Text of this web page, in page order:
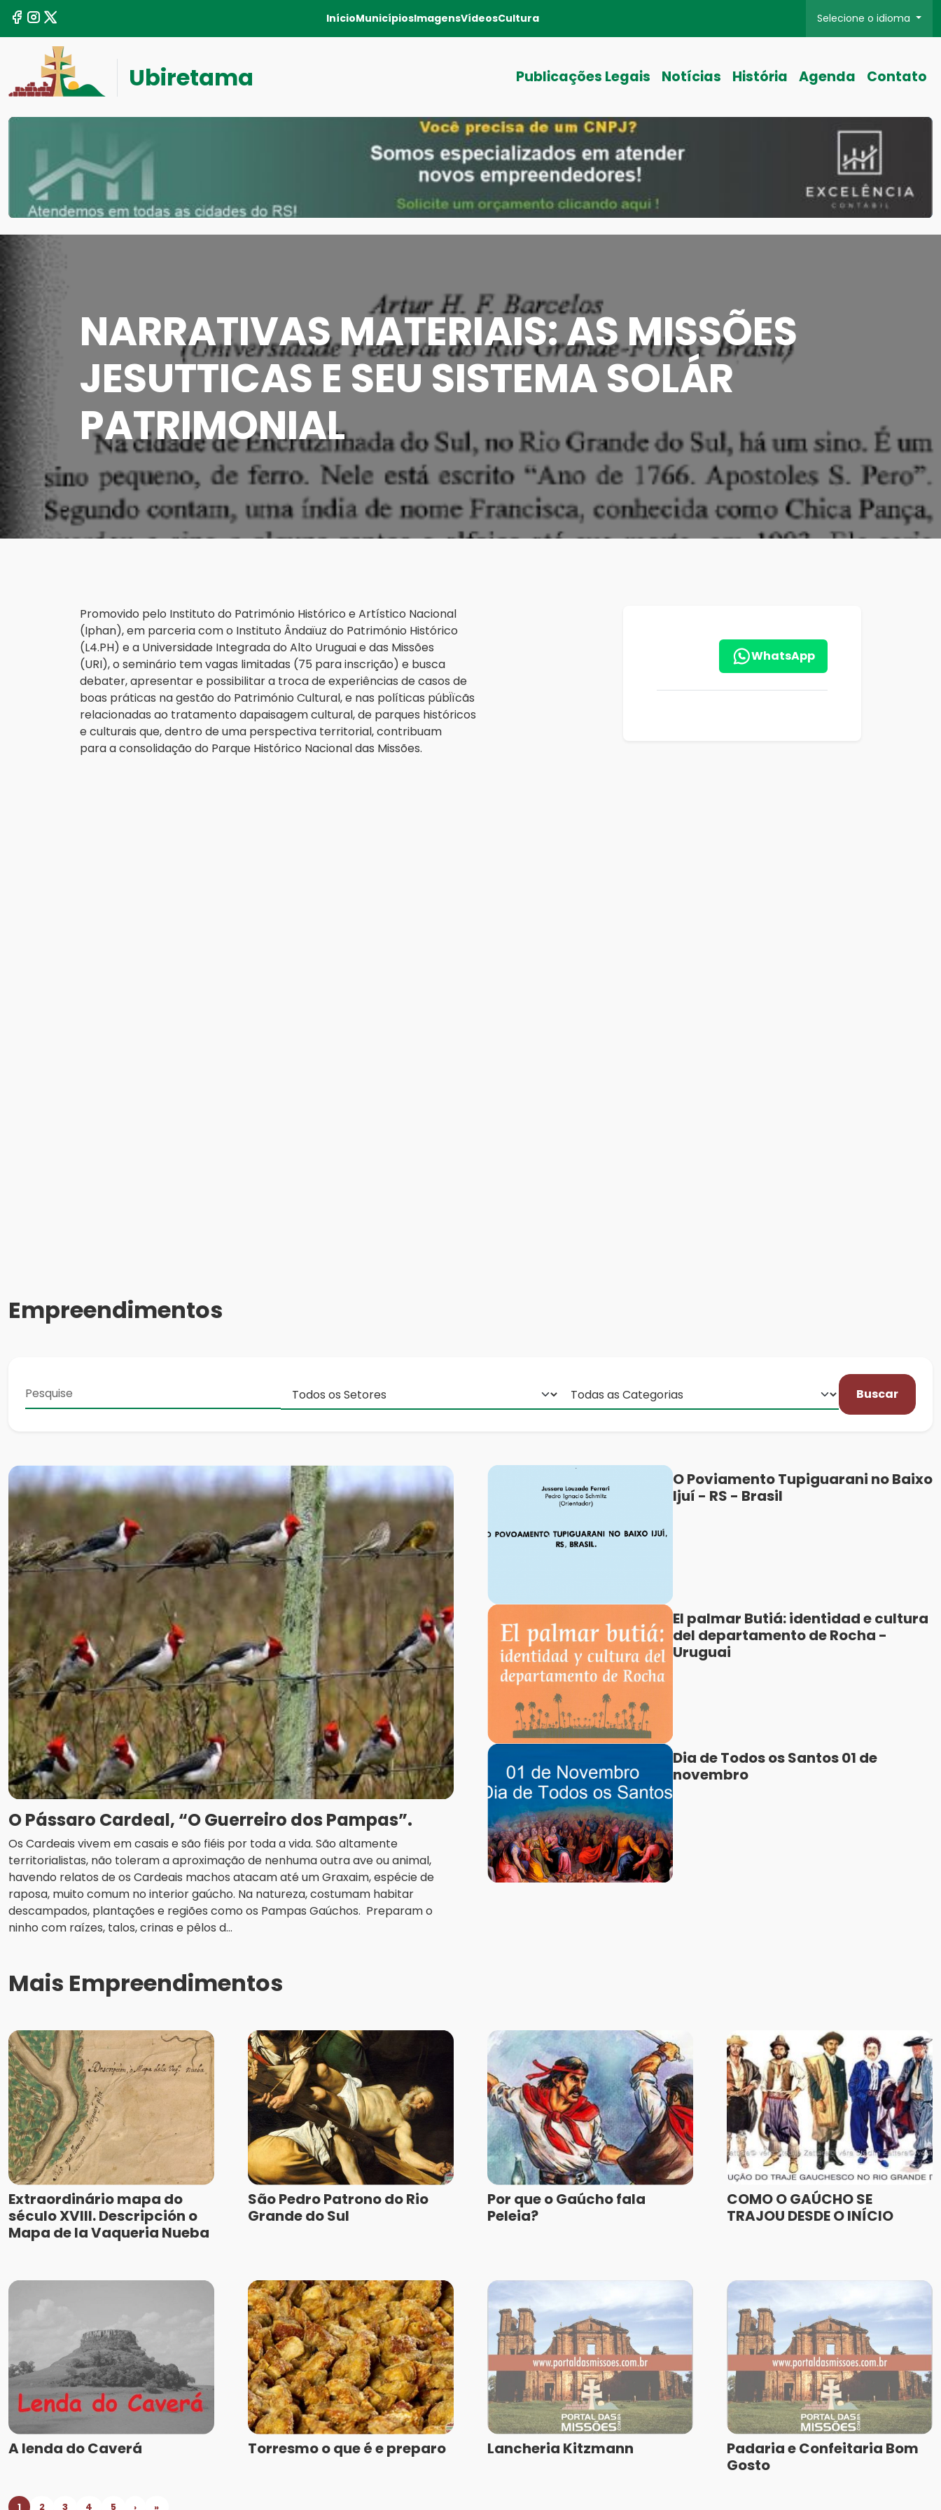
InícioMunicípiosImagensVídeosCultura Selecione o idioma
Ubiretama Publicações Legais Notícias História Agenda Contato
NARRATIVAS MATERIAIS: AS MISSÕES
JESUTTICAS E SEU SISTEMA SOLÁR
PATRIMONIAL
Promovido pelo Instituto do Património Histórico e Artístico Nacional
(Iphan), em parceria com o Instituto Ândaïuz do Património Histórico
(L4.PH) e a Universidade Integrada do Alto Uruguai e das Missões
(URI), o seminário tem vagas limitadas (75 para inscrição) e busca
debater, apresentar e possibilitar a troca de experiências de casos de
boas práticas na gestão do Património Cultural, e nas políticas púbÏïcãs
relacionadas ao tratamento dapaisagem cultural, de parques históricos
e culturais que, dentro de uma perspectiva territorial, contribuam
para a consolidação do Parque Histórico Nacional das Missões.
WhatsApp
Empreendimentos
Buscar
O Pássaro Cardeal, “O Guerreiro dos Pampas”.
Os Cardeais vivem em casais e são fiéis por toda a vida. São altamente
territorialistas, não toleram a aproximação de nenhuma outra ave ou animal,
havendo relatos de os Cardeais machos atacam até um Graxaim, espécie de
raposa, muito comum no interior gaúcho. Na natureza, costumam habitar
descampados, plantações e regiões como os Pampas Gaúchos. Preparam o
ninho com raízes, talos, crinas e pêlos d...
O Poviamento Tupiguarani no Baixo
Ijuí - RS - Brasil
El palmar Butiá: identidad e cultura
del departamento de Rocha -
Uruguai
Dia de Todos os Santos 01 de
novembro
Mais Empreendimentos
Extraordinário mapa do
século XVIII. Descripción o
Mapa de la Vaqueria Nueba
São Pedro Patrono do Rio
Grande do Sul
Por que o Gaúcho fala
Peleia?
COMO O GAÚCHO SE
TRAJOU DESDE O INÍCIO
A lenda do Caverá Torresmo o que é e preparo Lancheria Kitzmann
Padaria e Confeitaria Bom
Gosto
1 2 3 4 5 › »